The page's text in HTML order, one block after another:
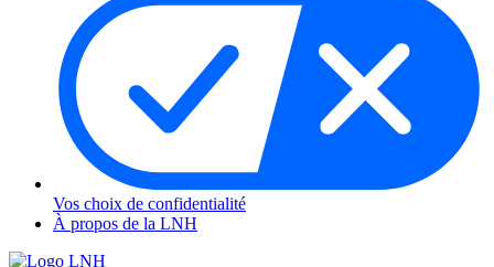
Vos choix de confidentialité
À propos de la LNH